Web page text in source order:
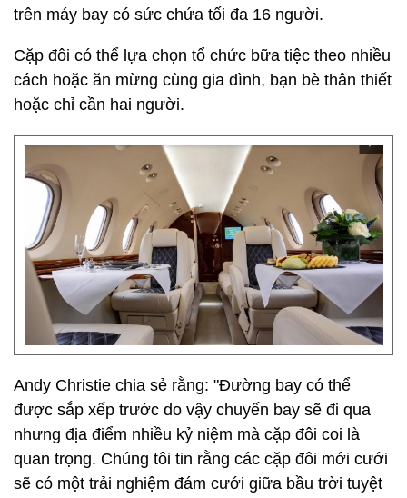
trên máy bay có sức chứa tối đa 16 người.
Cặp đôi có thể lựa chọn tổ chức bữa tiệc theo nhiều
cách hoặc ăn mừng cùng gia đình, bạn bè thân thiết
hoặc chỉ cần hai người.
Andy Christie chia sẻ rằng: "Đường bay có thể
được sắp xếp trước do vậy chuyến bay sẽ đi qua
nhưng địa điểm nhiều kỷ niệm mà cặp đôi coi là
quan trọng. Chúng tôi tin rằng các cặp đôi mới cưới
sẽ có một trải nghiệm đám cưới giữa bầu trời tuyệt